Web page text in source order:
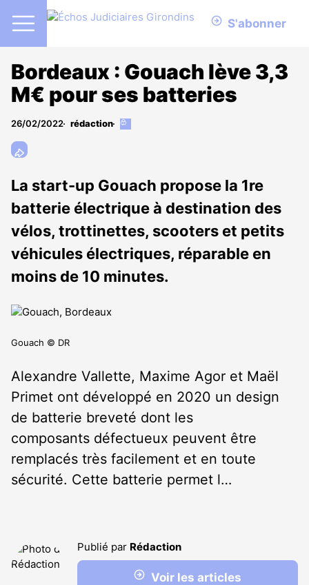
S'abonner
Bordeaux : Gouach lève 3,3
M€ pour ses batteries
26/02/2022 rédaction
Cet
abonnés
La start-up Gouach propose la 1re
batterie électrique à destination des
vélos, trottinettes, scooters et petits
véhicules électriques, réparable en
moins de 10 minutes.
Gouach © DR
Alexandre Vallette, Maxime Agor et Maël
Primet ont développé en 2020 un design
de batterie breveté dont les
composants défectueux peuvent être
remplacés très facilement et en toute
sécurité. Cette batterie permet l…
Publié par Rédaction
Voir les articles